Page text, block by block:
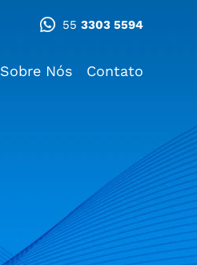
55 3303 5594
Sobre Nós Contato